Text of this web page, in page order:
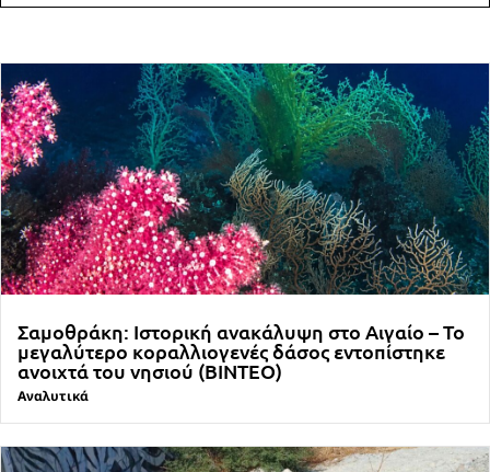
Σαμοθράκη: Ιστορική ανακάλυψη στο Αιγαίο – Το
μεγαλύτερο κοραλλιογενές δάσος εντοπίστηκε
ανοιχτά του νησιού (ΒΙΝΤΕΟ)
Αναλυτικά